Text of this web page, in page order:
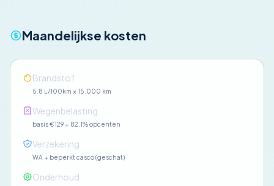
Maandelijkse kosten
Brandstof
5.8 L/100km × 15.000 km
Wegenbelasting
basis €129 + 82.1% opcenten
Verzekering
WA + beperkt casco (geschat)
Onderhoud